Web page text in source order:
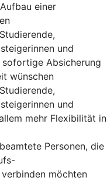
einer
und
sofortige Absicherung
wünschen
und
mehr Flexibilität in
Personen, die
möchten